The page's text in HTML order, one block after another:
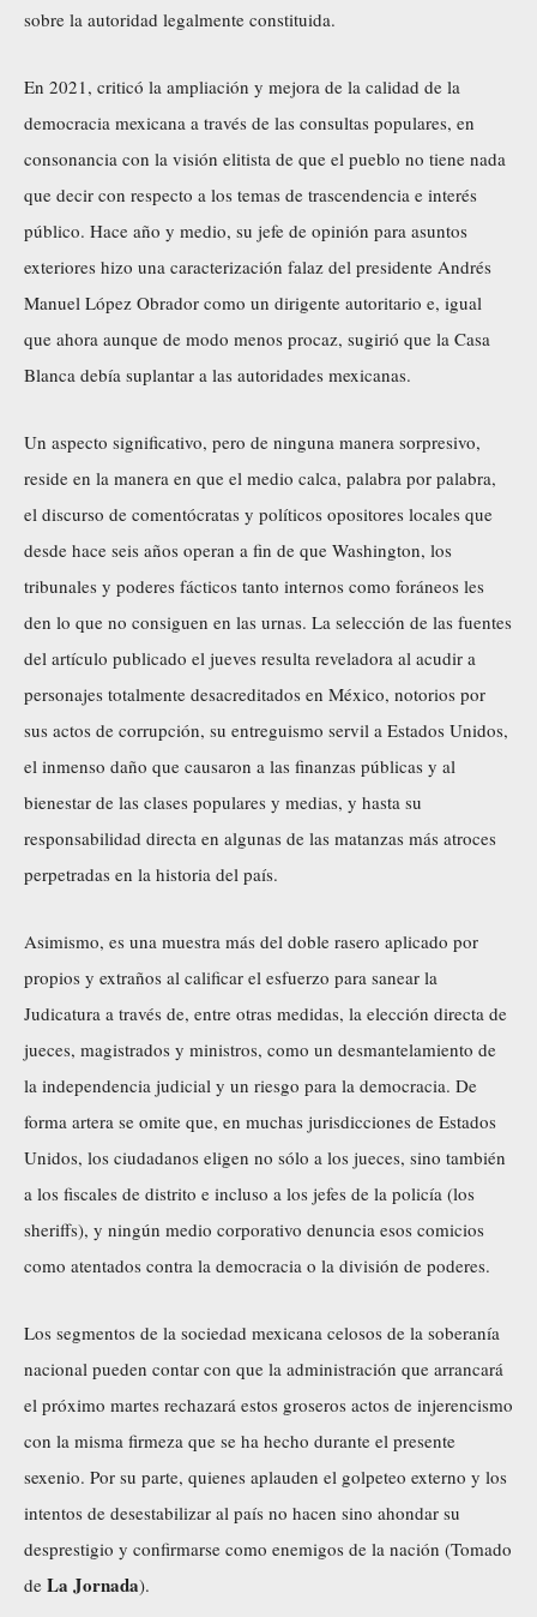
sobre la autoridad legalmente constituida.
En 2021, criticó la ampliación y mejora de la calidad de la
democracia mexicana a través de las consultas populares, en
consonancia con la visión elitista de que el pueblo no tiene nada
que decir con respecto a los temas de trascendencia e interés
público. Hace año y medio, su jefe de opinión para asuntos
exteriores hizo una caracterización falaz del presidente Andrés
Manuel López Obrador como un dirigente autoritario e, igual
que ahora aunque de modo menos procaz, sugirió que la Casa
Blanca debía suplantar a las autoridades mexicanas.
Un aspecto significativo, pero de ninguna manera sorpresivo,
reside en la manera en que el medio calca, palabra por palabra,
el discurso de comentócratas y políticos opositores locales que
desde hace seis años operan a fin de que Washington, los
tribunales y poderes fácticos tanto internos como foráneos les
den lo que no consiguen en las urnas. La selección de las fuentes
del artículo publicado el jueves resulta reveladora al acudir a
personajes totalmente desacreditados en México, notorios por
sus actos de corrupción, su entreguismo servil a Estados Unidos,
el inmenso daño que causaron a las finanzas públicas y al
bienestar de las clases populares y medias, y hasta su
responsabilidad directa en algunas de las matanzas más atroces
perpetradas en la historia del país.
Asimismo, es una muestra más del doble rasero aplicado por
propios y extraños al calificar el esfuerzo para sanear la
Judicatura a través de, entre otras medidas, la elección directa de
jueces, magistrados y ministros, como un desmantelamiento de
la independencia judicial y un riesgo para la democracia. De
forma artera se omite que, en muchas jurisdicciones de Estados
Unidos, los ciudadanos eligen no sólo a los jueces, sino también
a los fiscales de distrito e incluso a los jefes de la policía (los
sheriffs), y ningún medio corporativo denuncia esos comicios
como atentados contra la democracia o la división de poderes.
Los segmentos de la sociedad mexicana celosos de la soberanía
nacional pueden contar con que la administración que arrancará
el próximo martes rechazará estos groseros actos de injerencismo
con la misma firmeza que se ha hecho durante el presente
sexenio. Por su parte, quienes aplauden el golpeteo externo y los
intentos de desestabilizar al país no hacen sino ahondar su
desprestigio y confirmarse como enemigos de la nación (Tomado
de La Jornada).